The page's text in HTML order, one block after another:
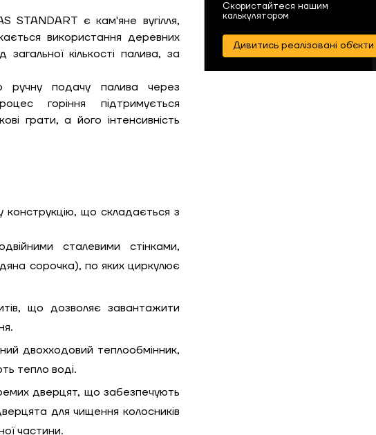
STANDART є кам'яне вугілля,
використання деревних
кількості палива, за
ручну подачу палива через
горіння підтримується
грати, а його інтенсивність
що складається з
сталевими стінками,
сорочка), по яких циркулює
що дозволяє завантажити
двохходовий теплообмінник,
тепло воді.
дверцят, що забезпечують
для чищення колосників
частини.
Скористайтеся нашим
калькулятором
Дивитись реалізовані об'єкти
Гарно утеплений, 55
кВт
ЗАМОВИТИ ПОСЛУГУ МОНТАЖУ
Кошик